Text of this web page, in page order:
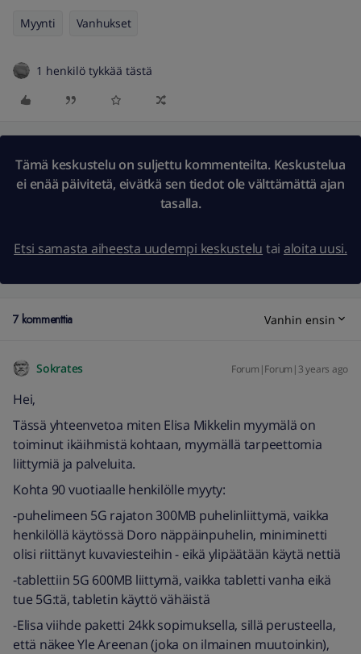
Myynti Vanhukset
1 henkilö tykkää tästä
Tämä keskustelu on suljettu kommenteilta. Keskustelua
ei enää päivitetä, eivätkä sen tiedot ole välttämättä ajan
tasalla.
Etsi samasta aiheesta uudempi keskustelu tai aloita uusi.
7 kommenttia Vanhin ensin
Sokrates Forum|Forum|3 years ago
Hei,
Tässä yhteenvetoa miten Elisa Mikkelin myymälä on
toiminut ikäihmistä kohtaan, myymällä tarpeettomia
liittymiä ja palveluita.
Kohta 90 vuotiaalle henkilölle myyty:
-puhelimeen 5G rajaton 300MB puhelinliittymä, vaikka
henkilöllä käytössä Doro näppäinpuhelin, miniminetti
olisi riittänyt kuvaviesteihin - eikä ylipäätään käytä nettiä
-tablettiin 5G 600MB liittymä, vaikka tabletti vanha eikä
tue 5G:tä, tabletin käyttö vähäistä
-Elisa viihde paketti 24kk sopimuksella, sillä perusteella,
että näkee Yle Areenan (joka on ilmainen muutoinkin),